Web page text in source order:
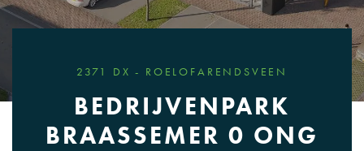
2371 DX - ROELOFARENDSVEEN
BEDRIJVENPARK
BRAASSEMER 0 ONG